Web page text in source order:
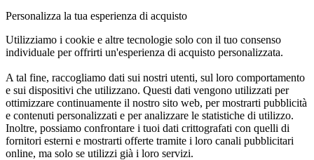
Personalizza la tua esperienza di acquisto
Utilizziamo i cookie e altre tecnologie solo con il tuo consenso
individuale per offrirti un'esperienza di acquisto personalizzata.
A tal fine, raccogliamo dati sui nostri utenti, sul loro comportamento
e sui dispositivi che utilizzano. Questi dati vengono utilizzati per
ottimizzare continuamente il nostro sito web, per mostrarti pubblicità
e contenuti personalizzati e per analizzare le statistiche di utilizzo.
Inoltre, possiamo confrontare i tuoi dati crittografati con quelli di
fornitori esterni e mostrarti offerte tramite i loro canali pubblicitari
online, ma solo se utilizzi già i loro servizi.